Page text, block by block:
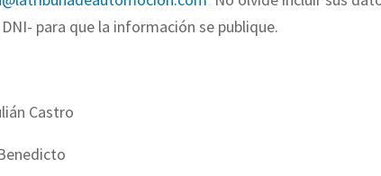
para que la información se publique.
Castro